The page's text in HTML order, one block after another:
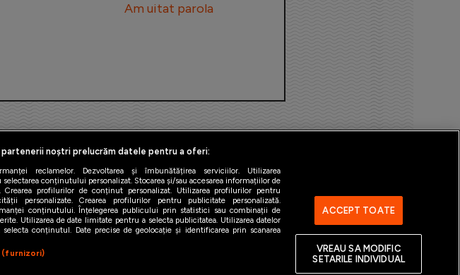
Am uitat parola
© 2026
Cookies Cine suntem Contact Gestionați preferințele
noștri prelucrăm datele pentru a oferi:
reclamelor. Dezvoltarea și îmbunătățirea serviciilor. Utilizarea
conținutului personalizat. Stocarea și/sau accesarea informațiilor de
Crearea profilurilor de conținut personalizat. Utilizarea profilurilor pentru
personalizate. Crearea profilurilor pentru publicitate personalizată.
conținutului. Înțelegerea publicului prin statistici sau combinații de
Utilizarea de date limitate pentru a selecta publicitatea. Utilizarea datelor
conținutul. Date precise de geolocație și identificarea prin scanarea
(furnizori)
ACCEPT TOATE
VREAU SA MODIFIC
SETARILE INDIVIDUAL